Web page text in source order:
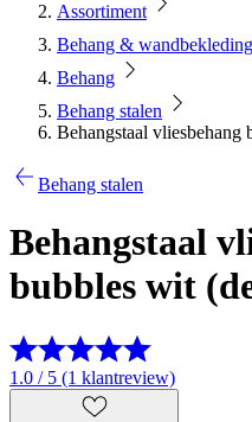
Assortiment
Behang & wandbekleding
Behang
Behang stalen
Behangstaal vliesbehang
Behang stalen
Behangstaal
bubbles wit
1.0 / 5 (1 klantreview)